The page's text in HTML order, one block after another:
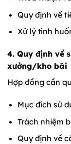
Quy định về
Xử lý tình
4. Quy định về
xưởng/kho bãi
Hợp đồng cần
Mục đích sử
Trách nhiệm
Quy định về